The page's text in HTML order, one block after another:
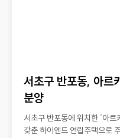
서초구 반포동, 아르
분양
서초구 반포동에 위치한 ‘아
갖춘 하이엔드 연립주택으로